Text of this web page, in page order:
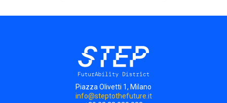
Piazza Olivetti 1, Milano
info@steptothefuture.it